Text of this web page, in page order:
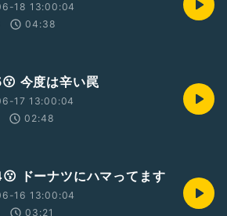
18 13:00:04
04:38
今度は辛い罠
17 13:00:04
02:48
ドーナツにハマってます
16 13:00:04
03:21